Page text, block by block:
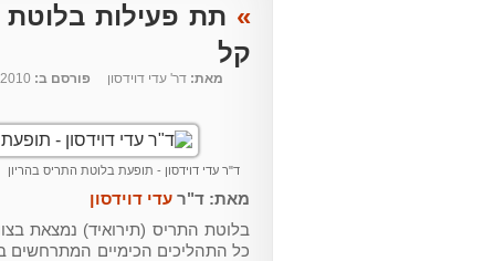
» תת פעילות בלוטת
קל
מאת: דר' עדי דוידסון פורסם ב:
ד"ר עדי דוידסון - תופעת בלוטת התריס בהריון
מאת: ד"ר עדי דוידסון
בלוטת התריס (תירואיד) נמצאת